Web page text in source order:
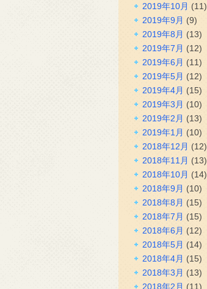
2019年10月 (11)
2019年9月 (9)
2019年8月 (13)
2019年7月 (12)
2019年6月 (11)
2019年5月 (12)
2019年4月 (15)
2019年3月 (10)
2019年2月 (13)
2019年1月 (10)
2018年12月 (12)
2018年11月 (13)
2018年10月 (14)
2018年9月 (10)
2018年8月 (15)
2018年7月 (15)
2018年6月 (12)
2018年5月 (14)
2018年4月 (15)
2018年3月 (13)
2018年2月 (11)